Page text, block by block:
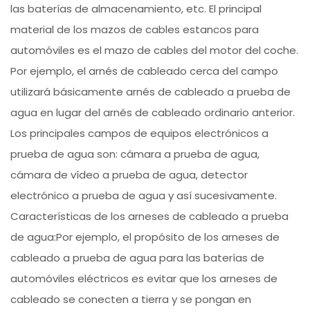
las baterías de almacenamiento, etc. El principal
material de los mazos de cables estancos para
automóviles es el mazo de cables del motor del coche.
Por ejemplo, el arnés de cableado cerca del campo
utilizará básicamente arnés de cableado a prueba de
agua en lugar del arnés de cableado ordinario anterior.
Los principales campos de equipos electrónicos a
prueba de agua son: cámara a prueba de agua,
cámara de vídeo a prueba de agua, detector
electrónico a prueba de agua y así sucesivamente.
Características de los arneses de cableado a prueba
de agua:Por ejemplo, el propósito de los arneses de
cableado a prueba de agua para las baterías de
automóviles eléctricos es evitar que los arneses de
cableado se conecten a tierra y se pongan en